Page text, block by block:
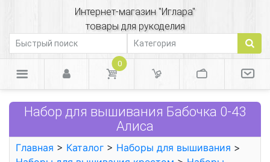
Интернет-магазин "Иглара"
товары для рукоделия
0
Набор для вышивания Бабочка 0-43
Алиса
Главная > Каталог > Наборы для вышивания >